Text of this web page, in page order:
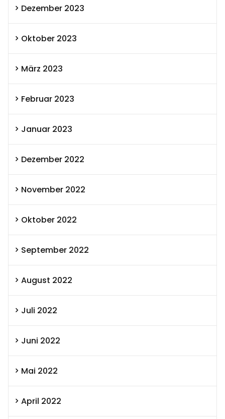
Dezember 2023
Oktober 2023
März 2023
Februar 2023
Januar 2023
Dezember 2022
November 2022
Oktober 2022
September 2022
August 2022
Juli 2022
Juni 2022
Mai 2022
April 2022